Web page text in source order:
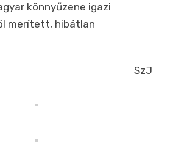
könnyűzene igazi
merített, hibátlan
SzJ